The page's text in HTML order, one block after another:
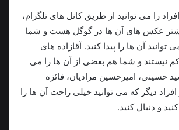
را می توانید از طریق کانل های تلگرام،
بیشتر عکس های آن ها در گوگل هست و شما
آن ها را پیدا کنید. آقازاده های
کم نیستند و شما هم بعضی از آن ها را می
حسینی، امیرحسین مرادیان، فائزه
دیگر که می توانید خیلی راحت آن ها را
و دنبال کنید.